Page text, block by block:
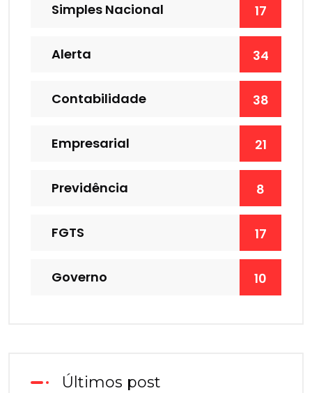
Simples Nacional 17
Alerta 34
Contabilidade 38
Empresarial 21
Previdência 8
FGTS 17
Governo 10
Últimos post